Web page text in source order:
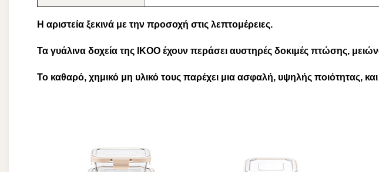
Η αριστεία ξεκινά με την προσοχή στις λεπτομέρειες.
Τα γυάλινα δοχεία της IKOO έχουν περάσει αυστηρές δοκιμές πτώσης,
Το καθαρό, χημικό μη υλικό τους παρέχει μια ασφαλή, υψηλής ποιότητας,